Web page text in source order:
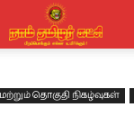
தொகுதி நிகழ்வுகள்